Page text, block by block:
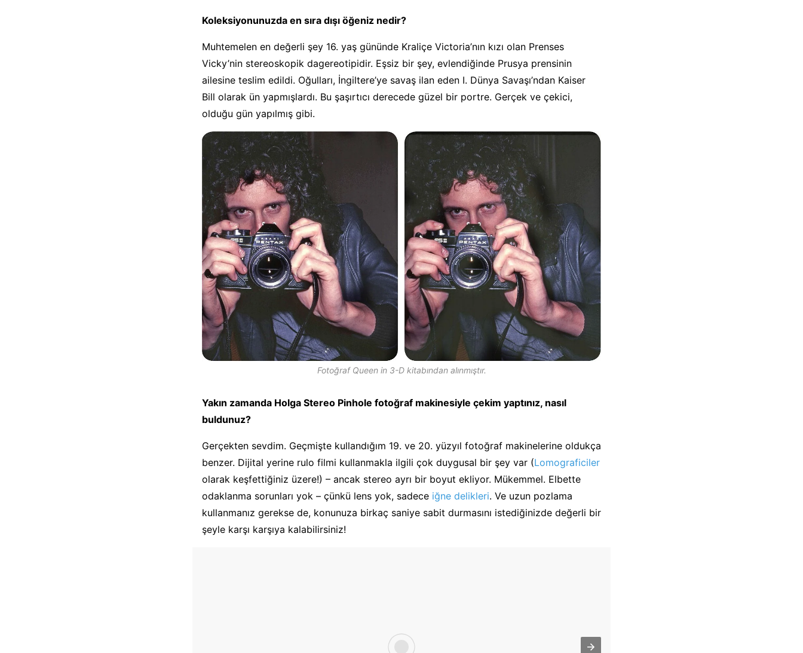
Koleksiyonunuzda en sıra dışı öğeniz nedir?
Muhtemelen en değerli şey 16. yaş gününde Kraliçe Victoria’nın kızı olan Prenses
Vicky’nin stereoskopik dagereotipidir. Eşsiz bir şey, evlendiğinde Prusya prensinin
ailesine teslim edildi. Oğulları, İngiltere’ye savaş ilan eden I. Dünya Savaşı’ndan Kaiser
Bill olarak ün yapmışlardı. Bu şaşırtıcı derecede güzel bir portre. Gerçek ve çekici,
olduğu gün yapılmış gibi.
Fotoğraf Queen in 3-D kitabından alınmıştır.
Yakın zamanda Holga Stereo Pinhole fotoğraf makinesiyle çekim yaptınız, nasıl
buldunuz?
Gerçekten sevdim. Geçmişte kullandığım 19. ve 20. yüzyıl fotoğraf makinelerine oldukça
benzer. Dijital yerine rulo filmi kullanmakla ilgili çok duygusal bir şey var (Lomograficiler
olarak keşfettiğiniz üzere!) – ancak stereo ayrı bir boyut ekliyor. Mükemmel. Elbette
odaklanma sorunları yok – çünkü lens yok, sadece iğne delikleri. Ve uzun pozlama
kullanmanız gerekse de, konunuza birkaç saniye sabit durmasını istediğinizde değerli bir
şeyle karşı karşıya kalabilirsiniz!